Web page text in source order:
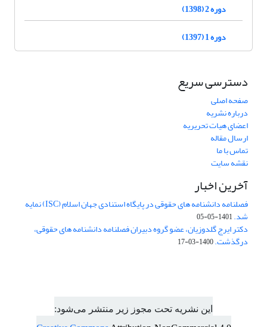
دوره 2 (1398)
دوره 1 (1397)
دسترسی سریع
صفحه اصلی
درباره نشریه
اعضای هیات تحریریه
ارسال مقاله
تماس با ما
نقشه سایت
آخرین اخبار
فصلنامه دانشنامه های حقوقی در پایگاه استنادی جهان اسلام (ISC) نمایه
شد.1401-05-05
دکتر ایرج گلدوزیان، عضو گروه دبیران فصلنامه دانشنامه های حقوقی،
درگذشت.1400-03-17
این نشریه تحت مجوز زیر منتشر می‌شود: